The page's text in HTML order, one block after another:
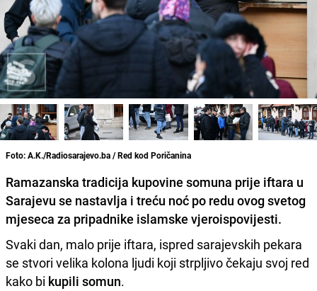
Foto: A.K./Radiosarajevo.ba / Red kod Poričanina
Ramazanska tradicija kupovine somuna prije iftara u
Sarajevu se nastavlja i treću noć po redu ovog svetog
mjeseca za pripadnike islamske vjeroispovijesti.
Svaki dan, malo prije iftara, ispred sarajevskih pekara
se stvori velika kolona ljudi koji strpljivo čekaju svoj red
kako bi kupili somun.